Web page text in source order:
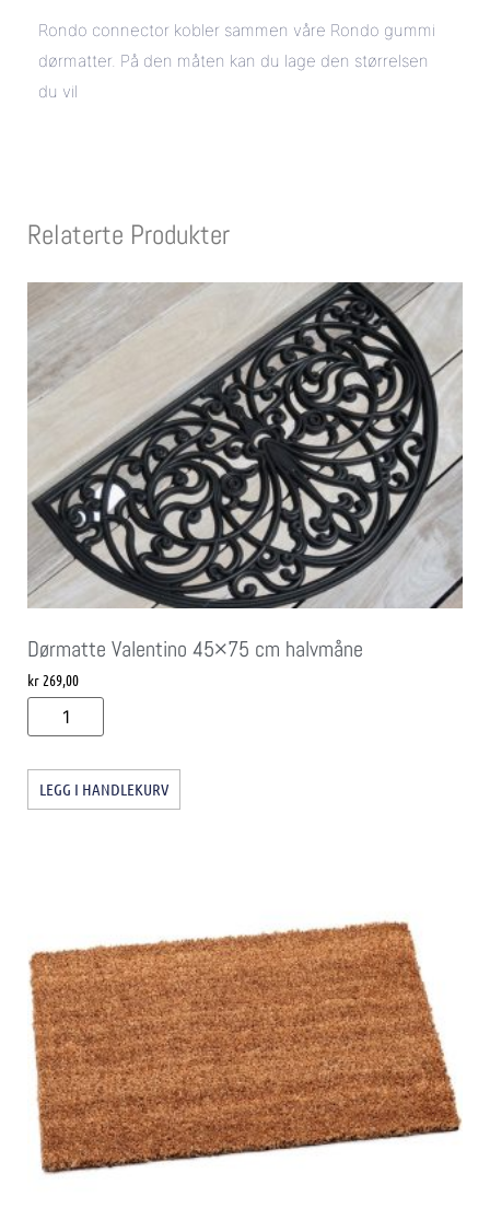
Rondo connector kobler sammen våre Rondo gummi
dørmatter. På den måten kan du lage den størrelsen
du vil
Relaterte Produkter
Dørmatte Valentino 45×75 cm halvmåne
kr269,00
LEGG I HANDLEKURV